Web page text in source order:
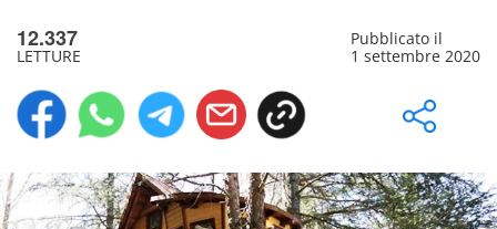
12.337
LETTURE
Pubblicato il
1 settembre 2020